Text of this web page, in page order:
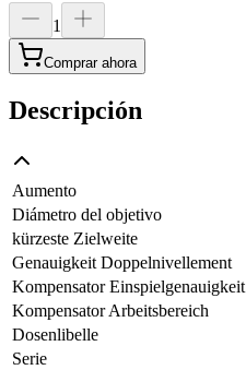
1
Comprar ahora
Descripción
Aumento
Diámetro del objetivo
kürzeste Zielweite
Genauigkeit Doppelnivellement
Kompensator Einspielgenauigkeit
Kompensator Arbeitsbereich
Dosenlibelle
Serie